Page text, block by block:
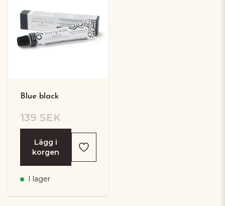
Blue black
139 SEK
Lägg i
korgen
I lager